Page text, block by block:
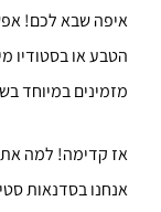
איפה שבא לכם!
הטבע או בסטודיו
מזמינים במיוחד
אז קדימה! למה
אנחנו בסדנאות